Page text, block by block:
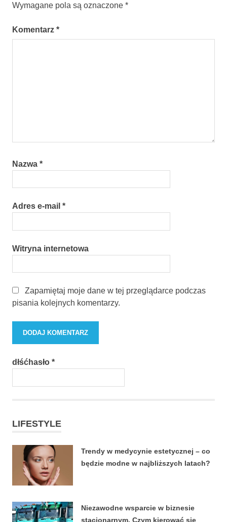
Wymagane pola są oznaczone *
Komentarz *
Nazwa *
Adres e-mail *
Witryna internetowa
Zapamiętaj moje dane w tej przeglądarce podczas
pisania kolejnych komentarzy.
dłśćhasło *
LIFESTYLE
Trendy w medycynie estetycznej – co
będzie modne w najbliższych latach?
Niezawodne wsparcie w biznesie
stacjonarnym. Czym kierować się